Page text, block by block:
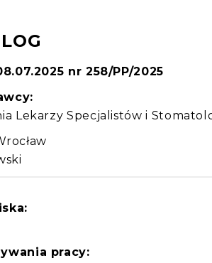
nr 258/PP/2025
Lekarzy Specjalistów i
pracy: